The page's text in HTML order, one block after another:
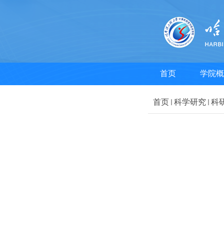
首页 学院
首页 科学研究 科